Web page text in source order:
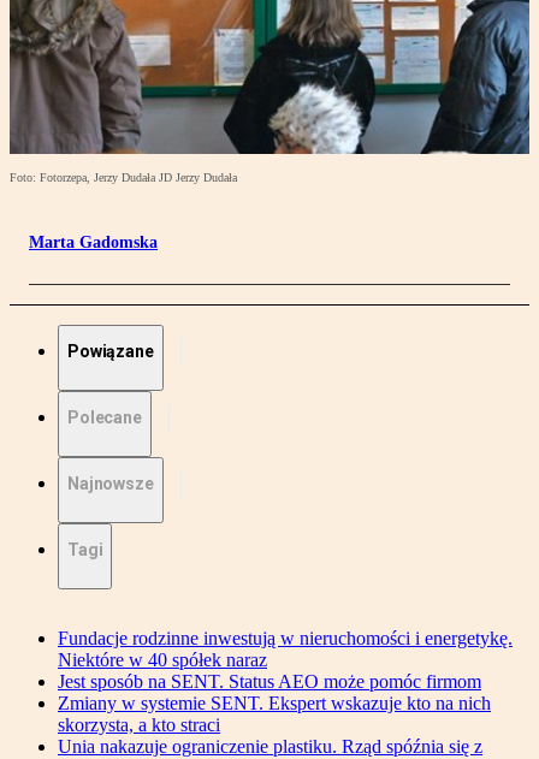
Foto: Fotorzepa, Jerzy Dudała JD Jerzy Dudała
Marta Gadomska
Powiązane
Polecane
Najnowsze
Tagi
Fundacje rodzinne inwestują w nieruchomości i energetykę.
Niektóre w 40 spółek naraz
Jest sposób na SENT. Status AEO może pomóc firmom
Zmiany w systemie SENT. Ekspert wskazuje kto na nich
skorzysta, a kto straci
Unia nakazuje ograniczenie plastiku. Rząd spóźnia się z